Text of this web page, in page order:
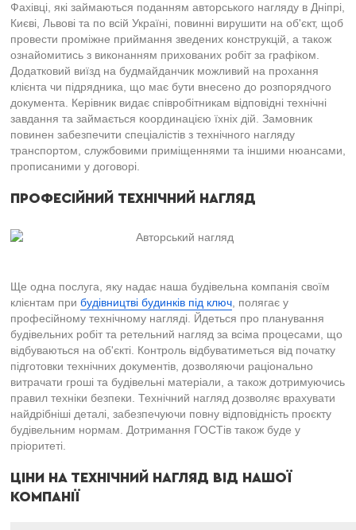
Фахівці, які займаються поданням авторського нагляду в Дніпрі,
Києві, Львові та по всій Україні, повинні вирушити на об'єкт, щоб
провести проміжне приймання зведених конструкцій, а також
ознайомитись з виконанням прихованих робіт за графіком.
Додатковий виїзд на будмайданчик можливий на прохання
клієнта чи підрядника, що має бути внесено до розпорядчого
документа. Керівник видає співробітникам відповідні технічні
завдання та займається координацією їхніх дій. Замовник
повинен забезпечити спеціалістів з технічного нагляду
транспортом, службовими приміщеннями та іншими нюансами,
прописаними у договорі.
ПРОФЕСІЙНИЙ ТЕХНІЧНИЙ НАГЛЯД
Ще одна послуга, яку надає наша будівельна компанія своїм
клієнтам при будівництві будинків під ключ , полягає у
професійному технічному нагляді. Йдеться про планування
будівельних робіт та ретельний нагляд за всіма процесами, що
відбуваються на об'єкті. Контроль відбуватиметься від початку
підготовки технічних документів, дозволяючи раціонально
витрачати гроші та будівельні матеріали, а також дотримуючись
правил техніки безпеки. Технічний нагляд дозволяє врахувати
найдрібніші деталі, забезпечуючи повну відповідність проєкту
будівельним нормам. Дотримання ГОСТів також буде у
пріоритеті.
ЦІНИ НА ТЕХНІЧНИЙ НАГЛЯД ВІД НАШОЇ
КОМПАНІЇ